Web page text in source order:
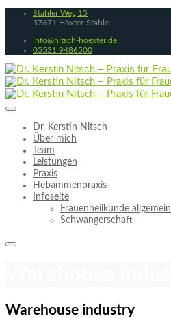
Stahler Weg 15
37671 Höxter-Stahle
info@nitsch-hoexter.de
05531 9486500
Dr. Kerstin Nitsch
Über mich
Team
Leistungen
Praxis
Hebammenpraxis
Infoseite
Frauenheilkunde allgemein
Schwangerschaft
Warehouse industry